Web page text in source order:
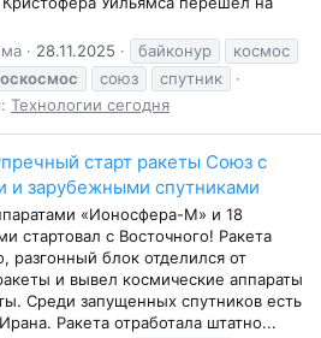
28.11.2025 байконур
космос
союз
спутник
Технологии сегодня
старт ракеты Союз с
и зарубежными спутниками
«Ионосфера-М» и 18
стартовал с Восточного! Ракета
разгонный блок отделился от
и вывел космические аппараты
Среди запущенных спутников есть
Ракета отработала штатно...